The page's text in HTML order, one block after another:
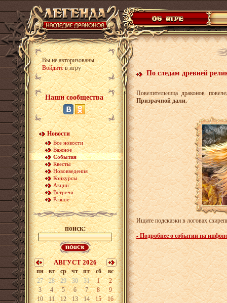
Вы не авторизованы
Войдитев игру
Наши сообщества
Новости
Все новости
Важное
События
Квесты
Нововведения
Конкурсы
Акции
Встречи
Разное
поиск:
АВГУСТ 2026
пн вт ср чт пт сб
вс
27
28 29 30 31 1
2
3
4 5 6 7 8
9
10
11 12 13 14 15
16
По следам древней
Повелительница драконов
Призрачной дали.
Ищите подсказки в логовах
- Подробнее о событии на